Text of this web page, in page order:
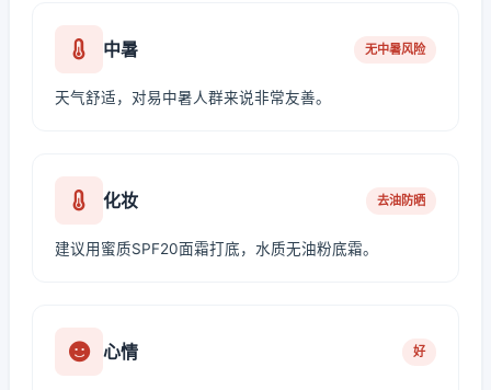
中暑 无中暑风险
天气舒适，对易中暑人群来说非常友善。
化妆 去油防晒
建议用蜜质SPF20面霜打底，水质无油粉底霜。
心情 好